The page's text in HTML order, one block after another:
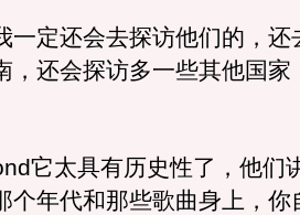
一定还会去探访他们的，还
，还会探访多一些其他国家
它太具有历史性了，他们
个年代和那些歌曲身上，你